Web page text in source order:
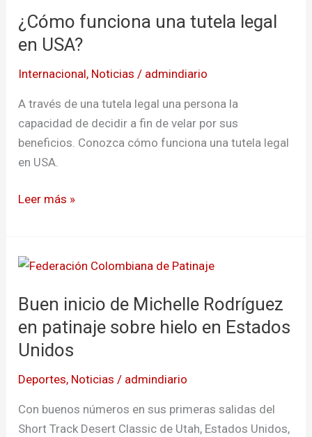
¿Cómo funciona una tutela legal
en USA?
Internacional, Noticias / admindiario
A través de una tutela legal una persona la
capacidad de decidir a fin de velar por sus
beneficios. Conozca cómo funciona una tutela legal
en USA.
una
tutela
en
USA?
Leer más »
Buen inicio de Michelle Rodríguez
en patinaje sobre hielo en Estados
Unidos
Deportes, Noticias / admindiario
Con buenos números en sus primeras salidas del
Short Track Desert Classic de Utah, Estados Unidos,
Buen
de
Michelle
Rodríguez
en
patinaje